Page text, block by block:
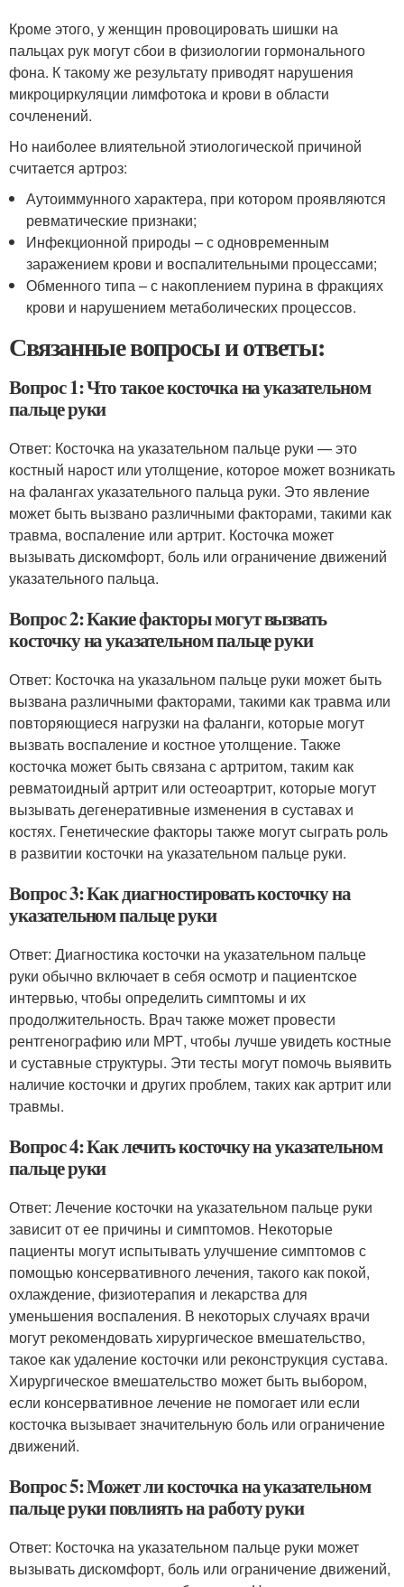
Кроме этого, у женщин провоцировать шишки на
пальцах рук могут сбои в физиологии гормонального
фона. К такому же результату приводят нарушения
микроциркуляции лимфотока и крови в области
сочленений.
Но наиболее влиятельной этиологической причиной
считается артроз:
Аутоиммунного характера, при котором проявляются
ревматические признаки;
Инфекционной природы – с одновременным
заражением крови и воспалительными процессами;
Обменного типа – с накоплением пурина в фракциях
крови и нарушением метаболических процессов.
Связанные вопросы и ответы:
Вопрос 1: Что такое косточка на указательном
пальце руки
Ответ: Косточка на указательном пальце руки — это
костный нарост или утолщение, которое может возникать
на фалангах указательного пальца руки. Это явление
может быть вызвано различными факторами, такими как
травма, воспаление или артрит. Косточка может
вызывать дискомфорт, боль или ограничение движений
указательного пальца.
Вопрос 2: Какие факторы могут вызвать
косточку на указательном пальце руки
Ответ: Косточка на указальном пальце руки может быть
вызвана различными факторами, такими как травма или
повторяющиеся нагрузки на фаланги, которые могут
вызвать воспаление и костное утолщение. Также
косточка может быть связана с артритом, таким как
ревматоидный артрит или остеоартрит, которые могут
вызывать дегенеративные изменения в суставах и
костях. Генетические факторы также могут сыграть роль
в развитии косточки на указательном пальце руки.
Вопрос 3: Как диагностировать косточку на
указательном пальце руки
Ответ: Диагностика косточки на указательном пальце
руки обычно включает в себя осмотр и пациентское
интервью, чтобы определить симптомы и их
продолжительность. Врач также может провести
рентгенографию или МРТ, чтобы лучше увидеть костные
и суставные структуры. Эти тесты могут помочь выявить
наличие косточки и других проблем, таких как артрит или
травмы.
Вопрос 4: Как лечить косточку на указательном
пальце руки
Ответ: Лечение косточки на указательном пальце руки
зависит от ее причины и симптомов. Некоторые
пациенты могут испытывать улучшение симптомов с
помощью консервативного лечения, такого как покой,
охлаждение, физиотерапия и лекарства для
уменьшения воспаления. В некоторых случаях врачи
могут рекомендовать хирургическое вмешательство,
такое как удаление косточки или реконструкция сустава.
Хирургическое вмешательство может быть выбором,
если консервативное лечение не помогает или если
косточка вызывает значительную боль или ограничение
движений.
Вопрос 5: Может ли косточка на указательном
пальце руки повлиять на работу руки
Ответ: Косточка на указательном пальце руки может
вызывать дискомфорт, боль или ограничение движений,